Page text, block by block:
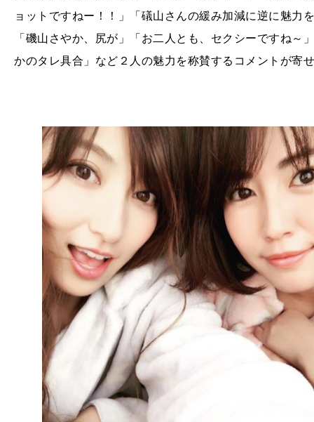
ョットですねー！！」「礒山さんの緩み加減に逆に魅力
「磯山さやか、尻が」「お二人とも、セクシーですね
かのタレ具合」など２人の魅力を称賛するコメントが寄